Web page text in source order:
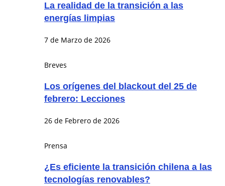
La realidad de la transición a las
energías limpias
7 de Marzo de 2026
Breves
Los orígenes del blackout del 25 de
febrero: Lecciones
26 de Febrero de 2026
Prensa
¿Es eficiente la transición chilena a las
tecnologías renovables?